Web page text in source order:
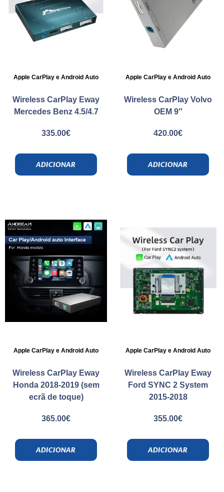
Apple CarPlay e Android Auto
Wireless CarPlay Eway
Mercedes Benz 4.5/4.7
335.00€
ADICIONAR
Apple CarPlay e Android Auto
Wireless CarPlay Volvo
OEM 9″
420.00€
ADICIONAR
Apple CarPlay e Android Auto
Wireless CarPlay Eway
Honda 2018-2019 (sem
ecrã de toque)
365.00€
ADICIONAR
Apple CarPlay e Android Auto
Wireless CarPlay Eway
Ford SYNC 2 System
2015-2018
355.00€
ADICIONAR